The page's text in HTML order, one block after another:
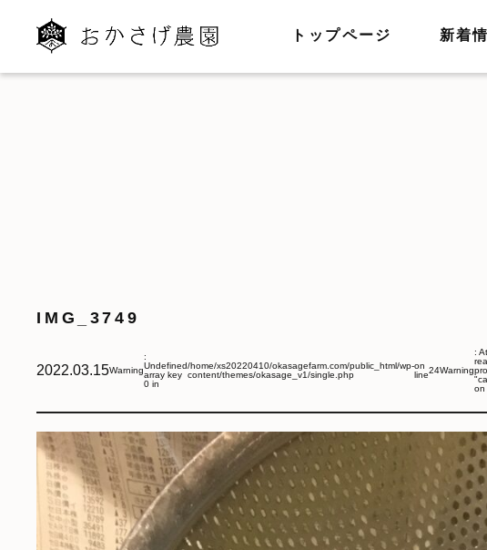
トップページ 新着
IMG_3749
2022.03.15Warning
:
Undefined
array key
0 in
/home/xs20220410/okasagefarm.com/public_html/wp-
content/themes/okasage_v1/single.php
on
line24Warning
:
on